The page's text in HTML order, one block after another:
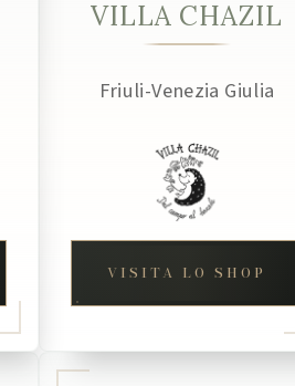
VILLA CHAZIL
Friuli-Venezia Giulia
VISITA LO SHOP